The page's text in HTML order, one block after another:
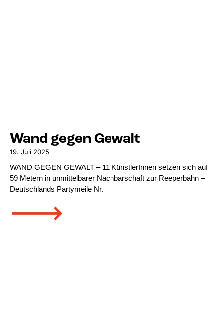
Wand gegen Gewalt
19. Juli 2025
WAND GEGEN GEWALT – 11 KünstlerInnen setzen sich auf
59 Metern in unmittelbarer Nachbarschaft zur Reeperbahn –
Deutschlands Partymeile Nr.
🡒